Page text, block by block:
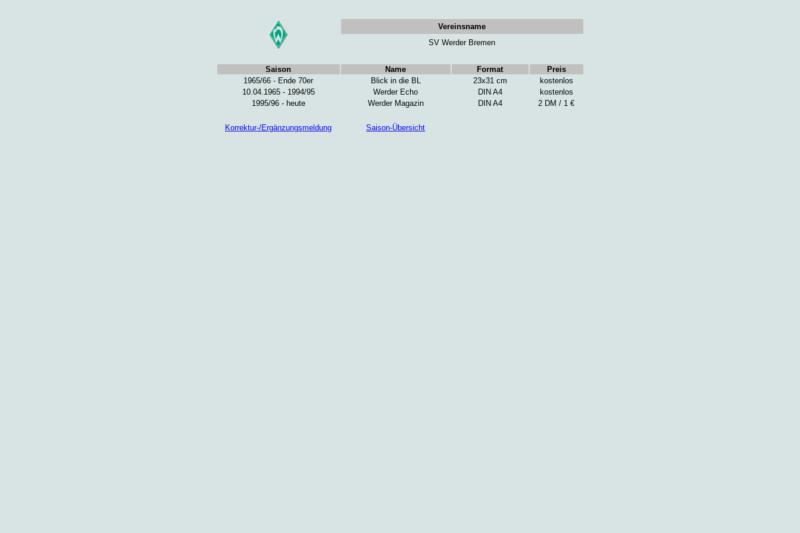
Vereinsname
SV Werder Bremen
Saison Name Format
Preis
1965/66 - Ende 70er
Blick in die BL 23x31 cm
kostenlos
10.04.1965 - 1994/95
Werder Echo DIN A4
kostenlos
1995/96 - heute
Werder Magazin DIN A4 2 DM / 1 €
Korrektur-/Ergänzungsmeldung Saison-Übersicht